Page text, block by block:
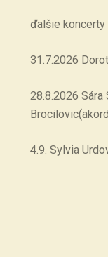
ďalšie koncerty
31.7.2026
28.8.2026 Sára
4.9. Sylvia